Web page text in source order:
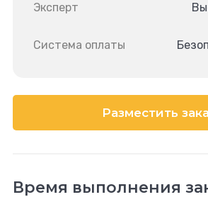
Эксперт
Система оплаты
Разместить
Время выполнения